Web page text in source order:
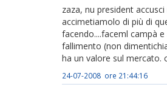
zaza, nu president
accimetiamolo di più di
facendo....faceml campà
fallimento (non
ha un valore sul mercato.
24-07-2008 ore 21:44:16